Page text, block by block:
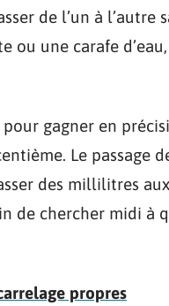
de l’un à l’autre
ou une carafe
gagner en
Le passage
des millilitres aux
de chercher midi à
propres